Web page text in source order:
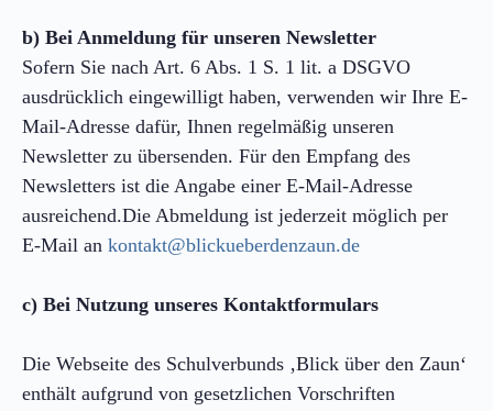
b) Bei Anmeldung für unseren Newsletter
Sofern Sie nach Art. 6 Abs. 1 S. 1 lit. a DSGVO
ausdrücklich eingewilligt haben, verwenden wir Ihre E-
Mail-Adresse dafür, Ihnen regelmäßig unseren
Newsletter zu übersenden. Für den Empfang des
Newsletters ist die Angabe einer E-Mail-Adresse
ausreichend.Die Abmeldung ist jederzeit möglich per
E-Mail an kontakt@blickueberdenzaun.de
c) Bei Nutzung unseres Kontaktformulars
Die Webseite des Schulverbunds ‚Blick über den Zaun‘
enthält aufgrund von gesetzlichen Vorschriften